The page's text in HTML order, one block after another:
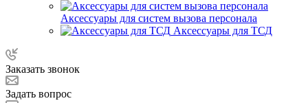
Аксессуары для систем вызова персонала
Аксессуары для ТСД
Заказать звонок
Задать вопрос